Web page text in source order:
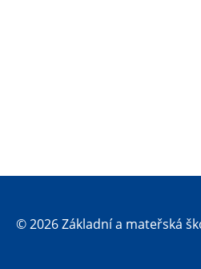
© 2026 Základní a mateřská